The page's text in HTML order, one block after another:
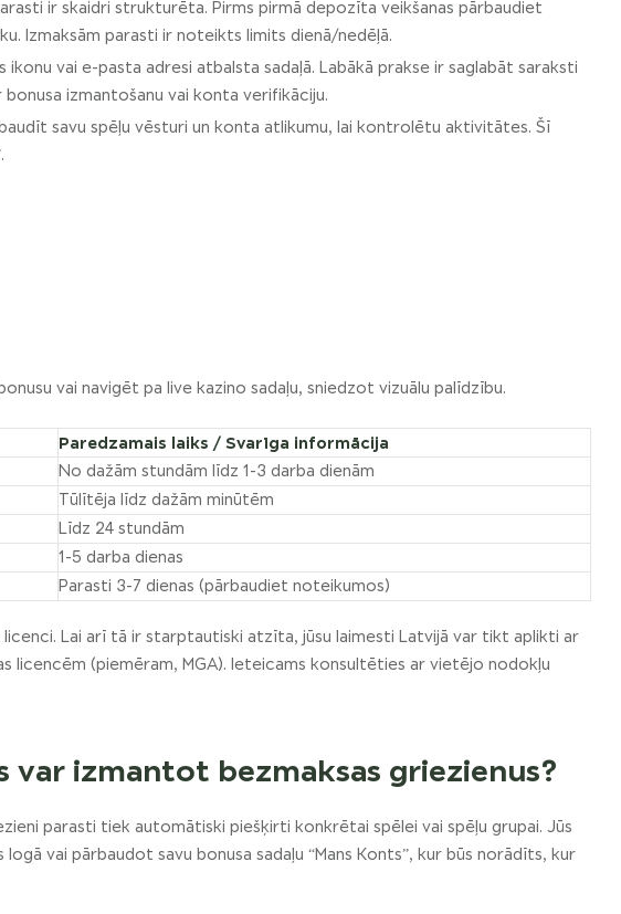
ir skaidri strukturēta. Pirms pirmā depozīta veikšanas pārbaudiet
Izmaksām parasti ir noteikts limits dienā/nedēļā.
vai e-pasta adresi atbalsta sadaļā. Labākā prakse ir saglabāt saraksti
izmantošanu vai konta verifikāciju.
savu spēļu vēsturi un konta atlikumu, lai kontrolētu aktivitātes. Šī
vai navigēt pa live kazino sadaļu, sniedzot vizuālu palīdzību.
Paredzamais laiks / Svarīga informācija
No dažām stundām līdz 1-3 darba dienām
Tūlītēja līdz dažām minūtēm
Līdz 24 stundām
1-5 darba dienas
Parasti 3-7 dienas (pārbaudiet noteikumos)
licenci. Lai arī tā ir starptautiski atzīta, jūsu laimesti Latvijā var tikt aplikti ar
licencēm (piemēram, MGA). Ieteicams konsultēties ar vietējo nodokļu
var izmantot bezmaksas griezienus?
parasti tiek automātiski piešķirti konkrētai spēlei vai spēļu grupai. Jūs
vai pārbaudot savu bonusa sadaļu “Mans Konts”, kur būs norādīts, kur